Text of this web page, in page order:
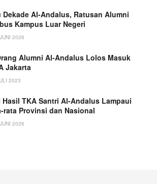
Dekade Al-Andalus, Ratusan Alumni
Kampus Luar Negeri
2026
Alumni Al-Andalus Lolos Masuk
Jakarta
2023
Hasil TKA Santri Al-Andalus Lampaui
rata Provinsi dan Nasional
2026